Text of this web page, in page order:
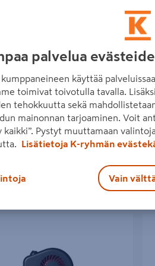
KUNGS
kpl
/ kpl
Lue lisää
palvelua
käyttää
toimivat toivotulla tavalla.
tehokkuutta sekä
mainonnan tarjoaminen. Voit
kaikki”. Pystyt muuttamaan
Lisätietoja K-ryhmän
Vain